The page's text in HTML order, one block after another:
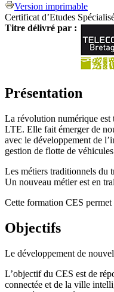
Version imprimable
Certificat d’Etudes
Titre délivré par :
Présentation
La révolution numérique est
LTE. Elle fait émerger de
avec le développement de
gestion de flotte de
Les métiers traditionnels du
Un nouveau métier est en
Cette formation CES permet
Objectifs
Le développement de
L’objectif du CES est de
connectée et de la ville